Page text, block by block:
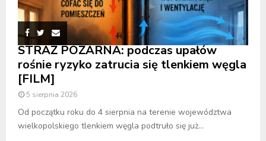
STRAŻ POŻARNA: podczas upałów
rośnie ryzyko zatrucia się tlenkiem węgla
[FILM]
5 sierpnia 2026
Od początku roku do 4 sierpnia na terenie województwa
wielkopolskiego tlenkiem węgla podtruło się już...